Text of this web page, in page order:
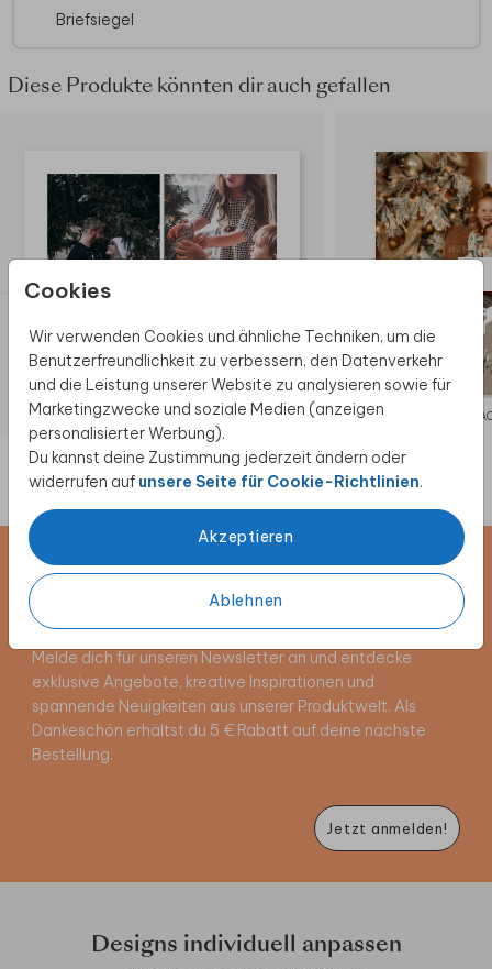
Cookies
Wir verwenden Cookies und ähnliche Techniken, um die
Benutzerfreundlichkeit zu verbessern, den Datenverkehr
und die Leistung unserer Website zu analysieren sowie für
Marketingzwecke und soziale Medien (anzeigen
personalisierter Werbung).
Du kannst deine Zustimmung jederzeit ändern oder
widerrufen auf unsere Seite für Cookie-Richtlinien.
Akzeptieren
Ablehnen
Briefsiegel
Diese Produkte könnten dir auch gefallen
WEIHNACHTSKARTE
Newsletter abonnieren und 5 €
Rabatt sichern
Melde dich für unseren Newsletter an und entdecke
exklusive Angebote, kreative Inspirationen und
spannende Neuigkeiten aus unserer Produktwelt. Als
Dankeschön erhältst du 5 € Rabatt auf deine nächste
Bestellung.
Jetzt anmelden!
Designs individuell anpassen